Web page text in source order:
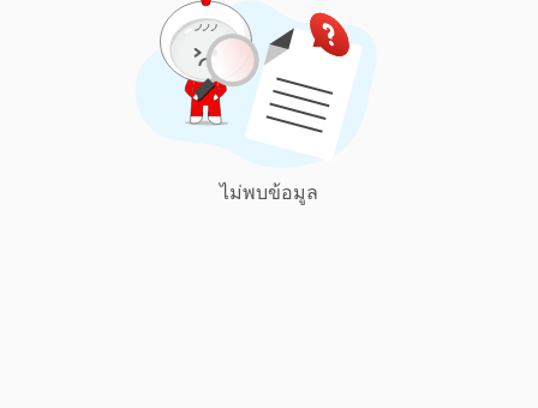
ไม่พบข้อมูล